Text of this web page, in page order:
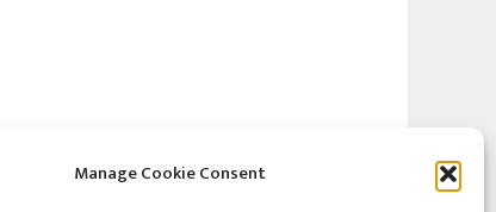
Manage Cookie Consent